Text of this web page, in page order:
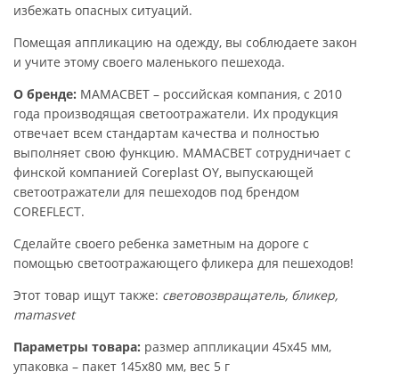
избежать опасных ситуаций.
Помещая аппликацию на одежду, вы соблюдаете закон
и учите этому своего маленького пешехода.
О бренде: МАМАСВЕТ – российская компания, с 2010
года производящая светоотражатели. Их продукция
отвечает всем стандартам качества и полностью
выполняет свою функцию. МАМАСВЕТ сотрудничает с
финской компанией Coreplast OY, выпускающей
светоотражатели для пешеходов под брендом
COREFLECT.
Сделайте своего ребенка заметным на дороге с
помощью светоотражающего фликера для пешеходов!
Этот товар ищут также: световозвращатель, бликер,
mamasvet
Параметры товара: размер аппликации 45х45 мм,
упаковка – пакет 145х80 мм, вес 5 г